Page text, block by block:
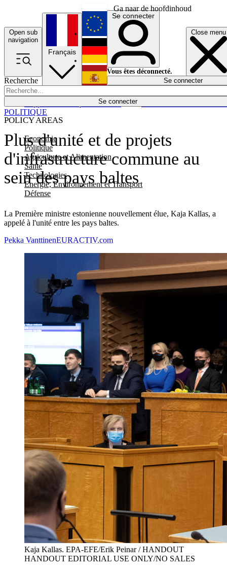
Ga naar de hoofdinhoud
Open sub
navigation
Close menu
Recherche
Se connecter
POLICY AREAS
Economie
Politique
Agriculture et Alimentation
Santé
Technologies
Energie, Environnement et Transport
Défense
Économie
Français
English
Deutsch
Español
Se connecter
Vous êtes déconnecté.
Se connecter
Plus d'unité et de projets
d'infrastructure commune au
sein des pays baltes
La Première ministre estonienne nouvellement élue, Kaja Kallas, a
appelé à l'unité entre les pays baltes.
POLITIQUE
Pekka VanttinenEURACTIV.com
Kaja Kallas. EPA-EFE/Erik Peinar / HANDOUT
HANDOUT EDITORIAL USE ONLY/NO SALES